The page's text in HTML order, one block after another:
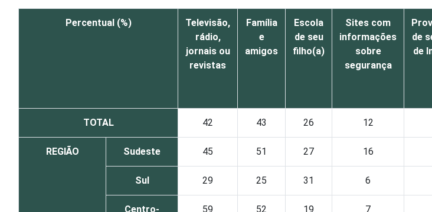
Percentual (%)
Televisão,
rádio,
jornais ou
revistas
Família
e
amigos
Escola
de seu
filho(a)
Sites com
informações
sobre
segurança
de
de
TOTAL 42 43 26 12
REGIÃO Sudeste 45 51 27 16
Sul 29 25 31 6
Centro-
59 52 19 7